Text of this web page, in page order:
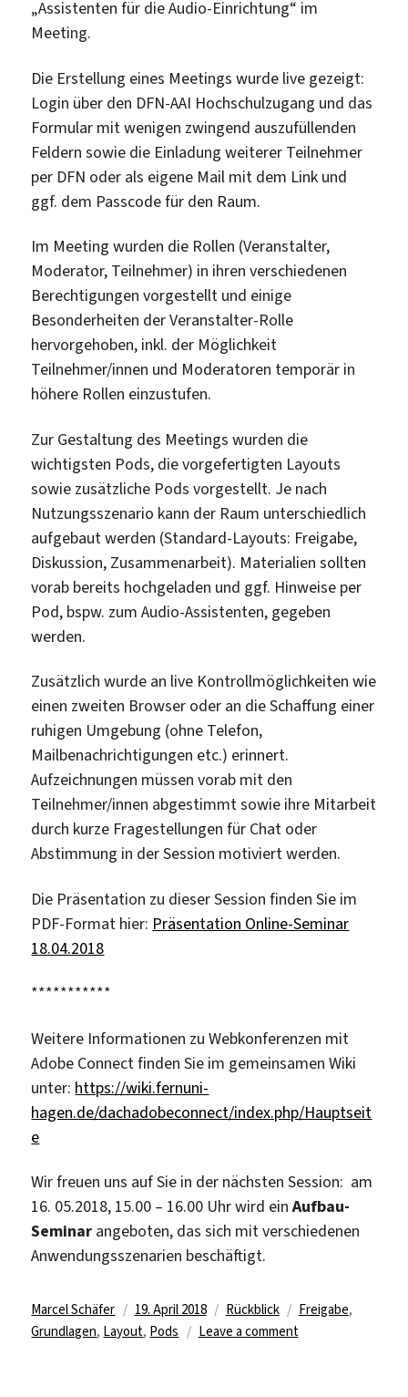
„Assistenten für die Audio-Einrichtung“ im
Meeting.
Die Erstellung eines Meetings wurde live gezeigt:
Login über den DFN-AAI Hochschulzugang und das
Formular mit wenigen zwingend auszufüllenden
Feldern sowie die Einladung weiterer Teilnehmer
per DFN oder als eigene Mail mit dem Link und
ggf. dem Passcode für den Raum.
Im Meeting wurden die Rollen (Veranstalter,
Moderator, Teilnehmer) in ihren verschiedenen
Berechtigungen vorgestellt und einige
Besonderheiten der Veranstalter-Rolle
hervorgehoben, inkl. der Möglichkeit
Teilnehmer/innen und Moderatoren temporär in
höhere Rollen einzustufen.
Zur Gestaltung des Meetings wurden die
wichtigsten Pods, die vorgefertigten Layouts
sowie zusätzliche Pods vorgestellt. Je nach
Nutzungsszenario kann der Raum unterschiedlich
aufgebaut werden (Standard-Layouts: Freigabe,
Diskussion, Zusammenarbeit). Materialien sollten
vorab bereits hochgeladen und ggf. Hinweise per
Pod, bspw. zum Audio-Assistenten, gegeben
werden.
Zusätzlich wurde an live Kontrollmöglichkeiten wie
einen zweiten Browser oder an die Schaffung einer
ruhigen Umgebung (ohne Telefon,
Mailbenachrichtigungen etc.) erinnert.
Aufzeichnungen müssen vorab mit den
Teilnehmer/innen abgestimmt sowie ihre Mitarbeit
durch kurze Fragestellungen für Chat oder
Abstimmung in der Session motiviert werden.
Die Präsentation zu dieser Session finden Sie im
PDF-Format hier: Präsentation Online-Seminar
18.04.2018
***********
Weitere Informationen zu Webkonferenzen mit
Adobe Connect finden Sie im gemeinsamen Wiki
unter: https://wiki.fernuni-
hagen.de/dachadobeconnect/index.php/Hauptseit
e
Wir freuen uns auf Sie in der nächsten Session: am
16. 05.2018, 15.00 – 16.00 Uhr wird einAufbau-
Seminar angeboten, das sich mit verschiedenen
Anwendungsszenarien beschäftigt.
Author
Marcel Schäfer
Posted
on
19. April 2018 Categories
Rückblick Tags
Freigabe,
Grundlagen, Layout, Pods Leave a commenton